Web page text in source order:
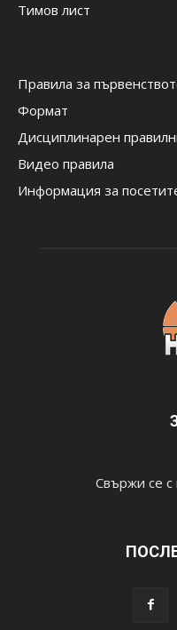
Тимов лист
Правила за
Формат
Дисциплинарен
Видео правила
Информация за
Свържи се с